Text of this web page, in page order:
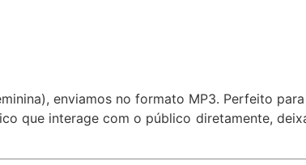
enviamos no formato MP3. Perfeito para
que interage com o público diretamente,